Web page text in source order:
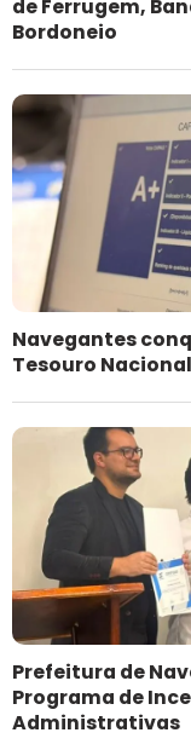
de Ferrugem,
Bordoneio
Navegantes
Tesouro Nacional
Prefeitura de
Programa de
Administrativas